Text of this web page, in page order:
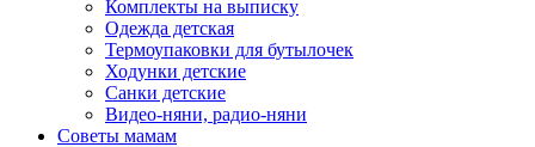
Комплекты на выписку
Одежда детская
Термоупаковки для бутылочек
Ходунки детские
Санки детские
Видео-няни, радио-няни
Советы мамам